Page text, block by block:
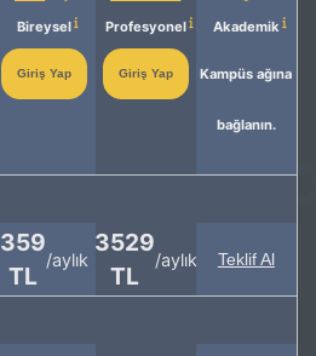
Bireysel
Giriş Yap
Profesyonel
Giriş Yap
Akademik
Kampüs ağına
bağlanın.
359
TL
/aylık
3529
TL
/aylık Teklif Al